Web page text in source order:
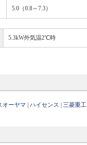
5.0（0.8～7.3）
5.3kW外気温2℃時
オーヤマ |ハイセンス |三菱重工